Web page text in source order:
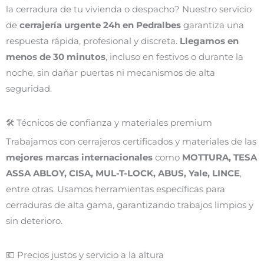
la cerradura de tu vivienda o despacho? Nuestro servicio
de cerrajería urgente 24h en Pedralbes garantiza una
respuesta rápida, profesional y discreta. Llegamos en
menos de 30 minutos, incluso en festivos o durante la
noche, sin dañar puertas ni mecanismos de alta
seguridad.
🛠️ Técnicos de confianza y materiales premium
Trabajamos con cerrajeros certificados y materiales de las
mejores marcas internacionales como MOTTURA, TESA
ASSA ABLOY, CISA, MUL-T-LOCK, ABUS, Yale, LINCE,
entre otras. Usamos herramientas específicas para
cerraduras de alta gama, garantizando trabajos limpios y
sin deterioro.
💶 Precios justos y servicio a la altura